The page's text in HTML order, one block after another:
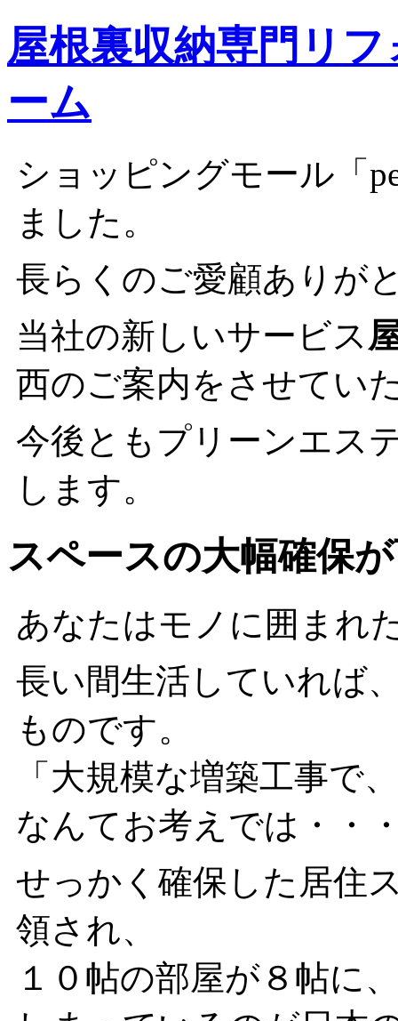
屋根裏収納専門リ
ーム
ショッピングモール「
ました。
長らくのご愛顧ありが
当社の新しいサービス
西のご案内をさせてい
今後ともプリーンエス
します。
スペースの大幅確保
あなたはモノに囲まれ
長い間生活していれば
ものです。
「大規模な増築工事で
なんてお考えでは・・
せっかく確保した居住
領され、
１０帖の部屋が８帖に